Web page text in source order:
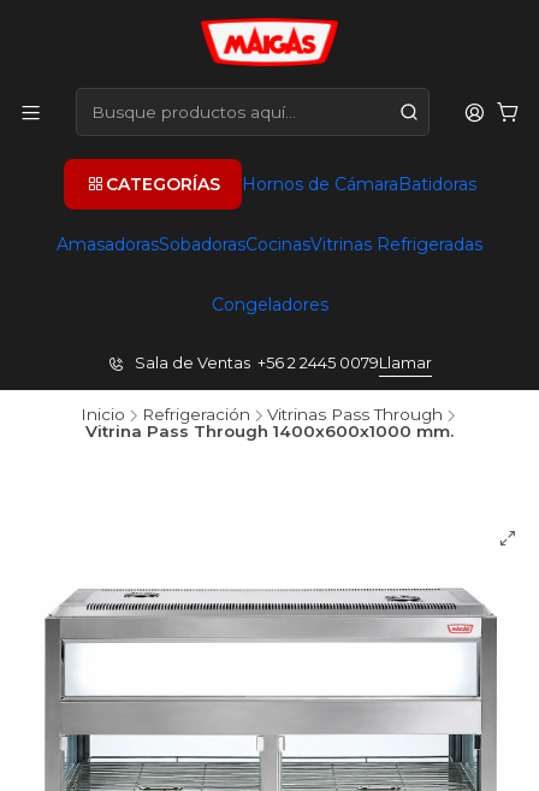
CATEGORÍAS Hornos de CámaraBatidoras
AmasadorasSobadorasCocinasVitrinas Refrigeradas
Congeladores
Sala de Ventas +56 2 2445 0079Llamar
Inicio Refrigeración
Vitrinas Pass Through
Vitrina Pass Through 1400x600x1000 mm.